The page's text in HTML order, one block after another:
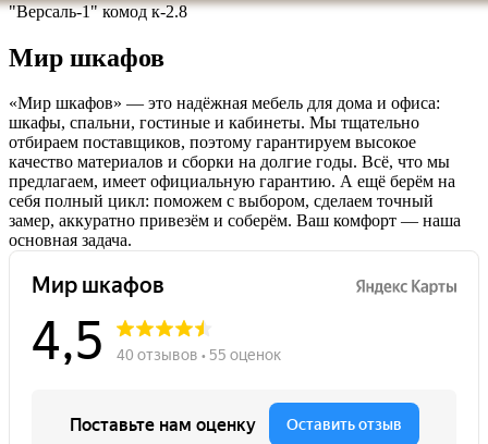
"Версаль-1" комод к-2.8
Мир шкафов
«Мир шкафов» — это надёжная мебель для дома и офиса:
шкафы, спальни, гостиные и кабинеты. Мы тщательно
отбираем поставщиков, поэтому гарантируем высокое
качество материалов и сборки на долгие годы. Всё, что мы
предлагаем, имеет официальную гарантию. А ещё берём на
себя полный цикл: поможем с выбором, сделаем точный
замер, аккуратно привезём и соберём. Ваш комфорт — наша
основная задача.